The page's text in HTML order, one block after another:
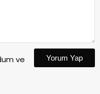
ve
Yorum Yap